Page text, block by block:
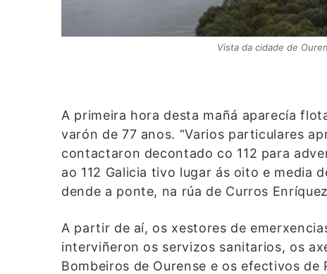
Vista da cidade de
A primeira hora desta mañá aparecía
varón de 77 anos. “Varios particulares
contactaron decontado co 112 para
ao 112 Galicia tivo lugar ás oito e media
dende a ponte, na rúa de Curros
A partir de aí, os xestores de
interviñeron os servizos sanitarios, os
Bombeiros de Ourense e os efectivos